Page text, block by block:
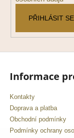
PŘIHLÁSIT SE
Informace
Kontakty
Doprava a platba
Obchodní podmínky
Podmínky ochrany